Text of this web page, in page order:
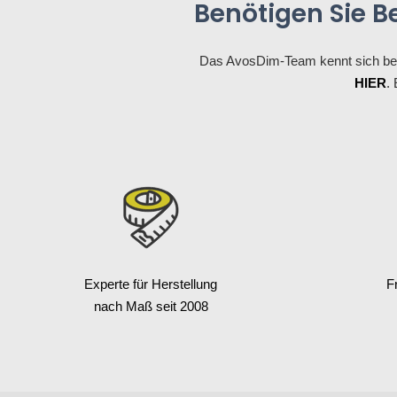
Benötigen Sie
Das AvosDim-Team kennt sich
HIER.
Experte für Herstellung
nach Maß seit 2008